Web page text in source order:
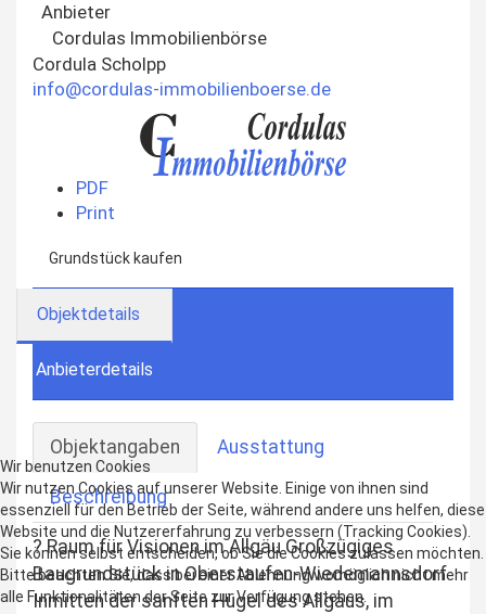
Anbieter
Cordulas Immobilienbörse
Cordula Scholpp
info@cordulas-immobilienboerse.de
PDF
Print
Grundstück kaufen
Objektdetails
Anbieterdetails
Objektangaben Ausstattung
Beschreibung
? Raum für Visionen im Allgäu Großzügiges
Baugrundstück in Oberstaufen-Wiedemannsdorf
Inmitten der sanften Hügel des Allgäus, im
Wir benutzen Cookies
Wir nutzen Cookies auf unserer Website. Einige von ihnen sind
essenziell für den Betrieb der Seite, während andere uns helfen, diese
Website und die Nutzererfahrung zu verbessern (Tracking Cookies).
Sie können selbst entscheiden, ob Sie die Cookies zulassen möchten.
Bitte beachten Sie, dass bei einer Ablehnung womöglich nicht mehr
alle Funktionalitäten der Seite zur Verfügung stehen.